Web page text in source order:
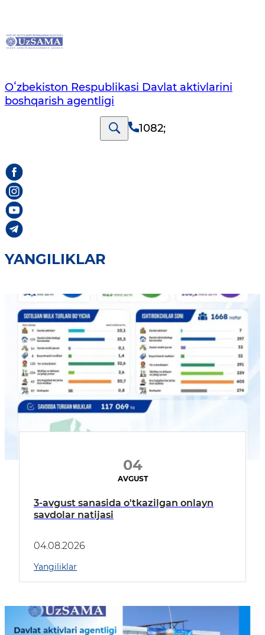
Oʻzbekiston Respublikasi Davlat aktivlarini
boshqarish agentligi
1082;
YANGILIKLAR
04
AVGUST
3-avgust sanasida o'tkazilgan onlayn
savdolar natijasi
04.08.2026
Yangiliklar